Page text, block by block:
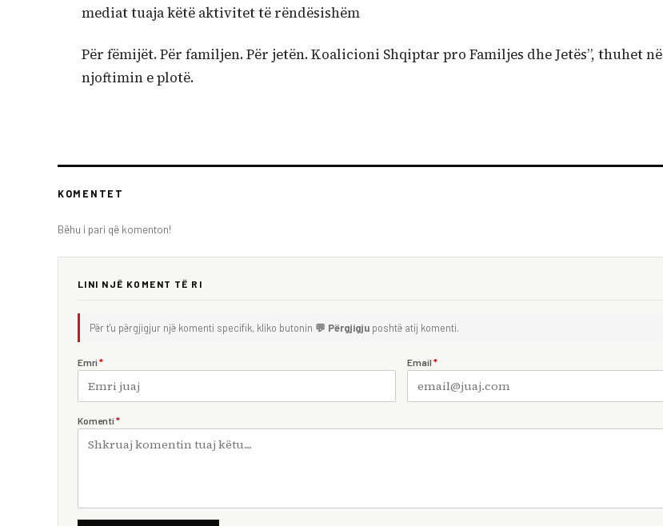
mediat tuaja këtë aktivitet të rëndësishëm
Për fëmijët. Për familjen. Për jetën. Koalicioni Shqiptar pro Familjes dhe Jetës”, thuhet në
njoftimin e plotë.
KOMENTET
Bëhu i pari që komenton!
LINI NJË KOMENT TË RI
Për t'u përgjigjur një komenti specifik, kliko butonin 💬 Përgjigju poshtë atij komenti.
Emri * Email *
Komenti *